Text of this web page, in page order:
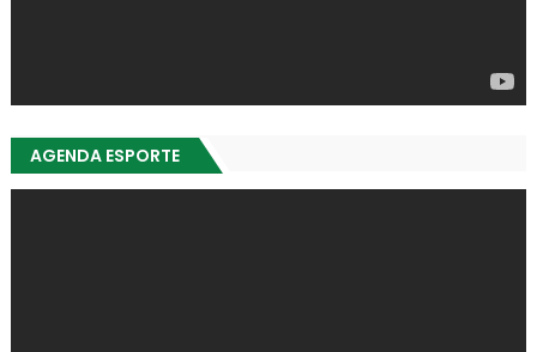
AGENDA ESPORTE